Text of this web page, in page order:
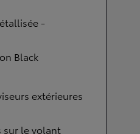
-
Black
extérieures
sur le volant